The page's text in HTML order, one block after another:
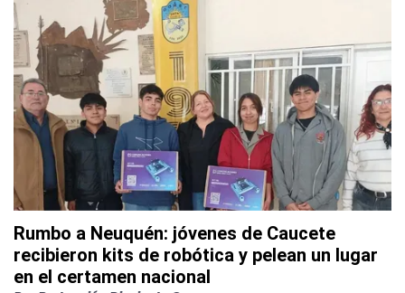
Rumbo a Neuquén: jóvenes de Caucete
recibieron kits de robótica y pelean un lugar
en el certamen nacional